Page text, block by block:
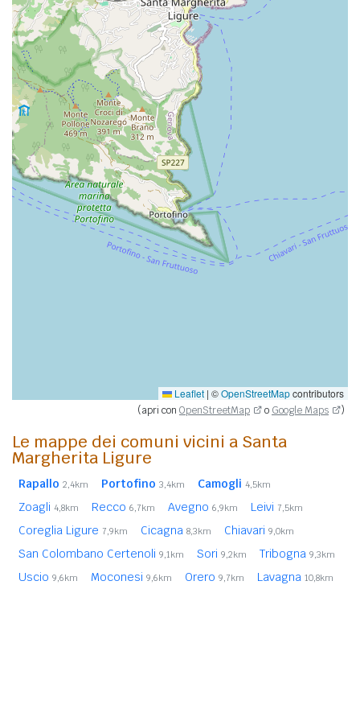
Leaflet | ©OpenStreetMapcontributors
(apri con OpenStreetMap o Google Maps )
Le mappe dei comuni vicini a Santa
Margherita Ligure
Rapallo 2,4km Portofino 3,4km Camogli 4,5km
Zoagli 4,8km Recco 6,7km Avegno 6,9km Leivi 7,5km
Coreglia Ligure 7,9km Cicagna 8,3km Chiavari 9,0km
San Colombano Certenoli 9,1km Sori 9,2km Tribogna 9,3km
Uscio 9,6km Moconesi 9,6km Orero 9,7km Lavagna 10,8km